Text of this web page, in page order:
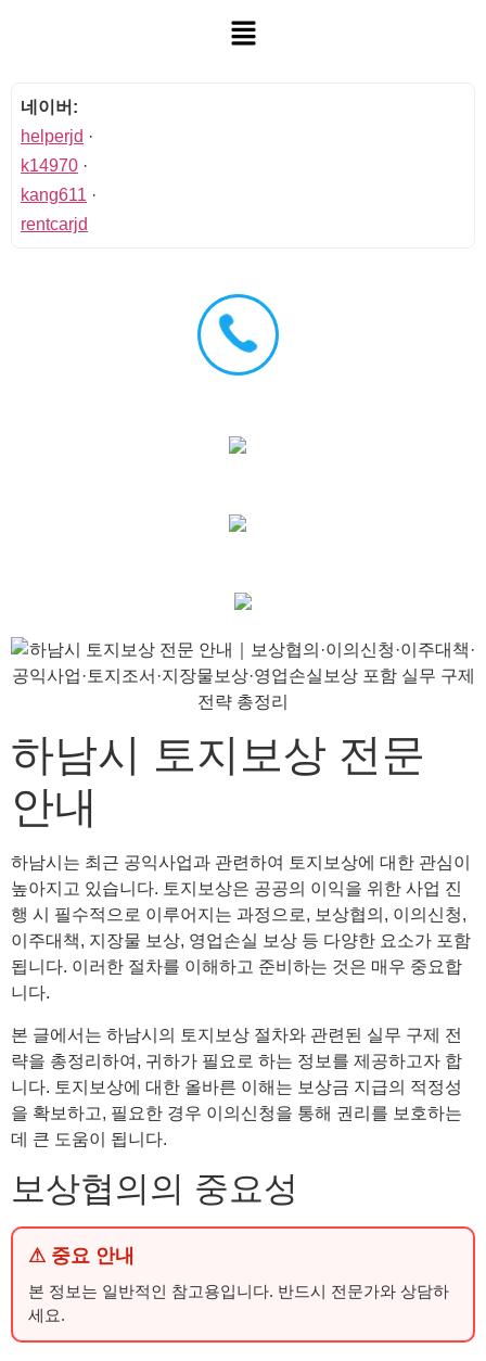
네이버:
helperjd ·
k14970 ·
kang611 ·
rentcarjd
하남시 토지보상 전문
안내
하남시는 최근 공익사업과 관련하여 토지보상에 대한 관심이
높아지고 있습니다. 토지보상은 공공의 이익을 위한 사업 진
행 시 필수적으로 이루어지는 과정으로, 보상협의, 이의신청,
이주대책, 지장물 보상, 영업손실 보상 등 다양한 요소가 포함
됩니다. 이러한 절차를 이해하고 준비하는 것은 매우 중요합
니다.
본 글에서는 하남시의 토지보상 절차와 관련된 실무 구제 전
략을 총정리하여, 귀하가 필요로 하는 정보를 제공하고자 합
니다. 토지보상에 대한 올바른 이해는 보상금 지급의 적정성
을 확보하고, 필요한 경우 이의신청을 통해 권리를 보호하는
데 큰 도움이 됩니다.
보상협의의 중요성
⚠ 중요 안내
본 정보는 일반적인 참고용입니다. 반드시 전문가와 상담하
세요.